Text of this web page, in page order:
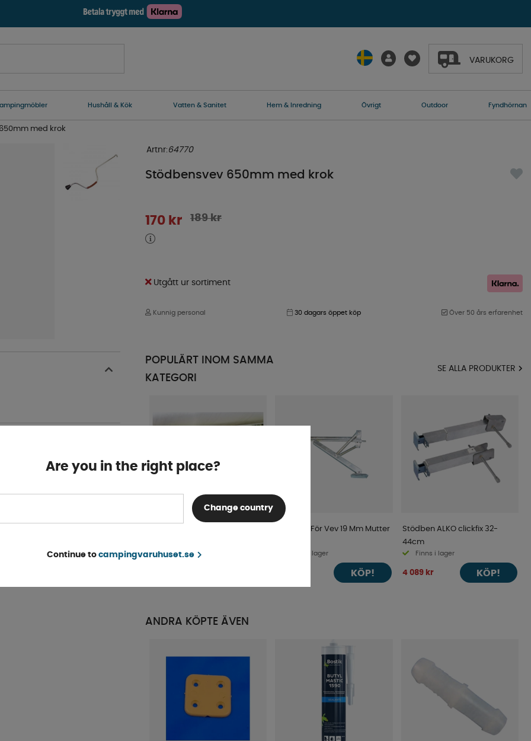
VARUKORG
Hushåll & Kök Vatten & Sanitet Hem & Inredning Övrigt Outdoor Fyndhörnan
med krok
Artnr: 64770
Stödbensvev 650mm med krok
189kr
170 kr
Utgått ur sortiment
Kunnig personal 30 dagars öppet köp Över 50 års erfarenhet
POPULÄRT INOM SAMMA
KATEGORI
SE ALLA PRODUKTER
Finns i lager
Stödben För Vev 19 Mm Mutter
Finns i lager
KÖP!
Stödben ALKO clickfix 32-
44cm
Finns i lager
4 089 kr KÖP!
ANDRA KÖPTE ÄVEN
Are you in the right place?
Change country
Continue to campingvaruhuset.se